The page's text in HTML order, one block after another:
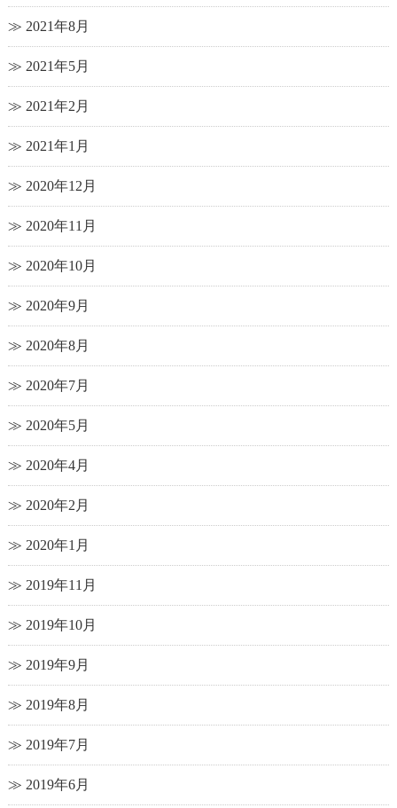
2021年8月
2021年5月
2021年2月
2021年1月
2020年12月
2020年11月
2020年10月
2020年9月
2020年8月
2020年7月
2020年5月
2020年4月
2020年2月
2020年1月
2019年11月
2019年10月
2019年9月
2019年8月
2019年7月
2019年6月